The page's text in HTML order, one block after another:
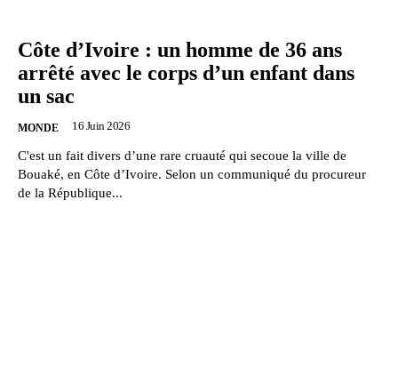
Côte d’Ivoire : un homme de 36 ans
arrêté avec le corps d’un enfant dans
un sac
MONDE 16 Juin 2026
C'est un fait divers d’une rare cruauté qui secoue la ville de
Bouaké, en Côte d’Ivoire. Selon un communiqué du procureur
de la République...